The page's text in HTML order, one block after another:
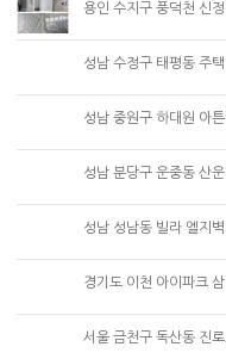
용인 수지구 풍덕천 신
성남 수정구 태평동 주
성남 중원구 하대원 아
성남 분당구 운중동 산
성남 성남동 빌라 엘지
경기도 이천 아이파크 삼
서울 금천구 독산동 진